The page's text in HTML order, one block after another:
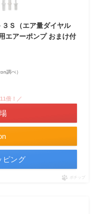
Ｓ（エア量ダイヤル
エアーポンプ おまけ付
調べ）
倍！／
ピング
ポチップ